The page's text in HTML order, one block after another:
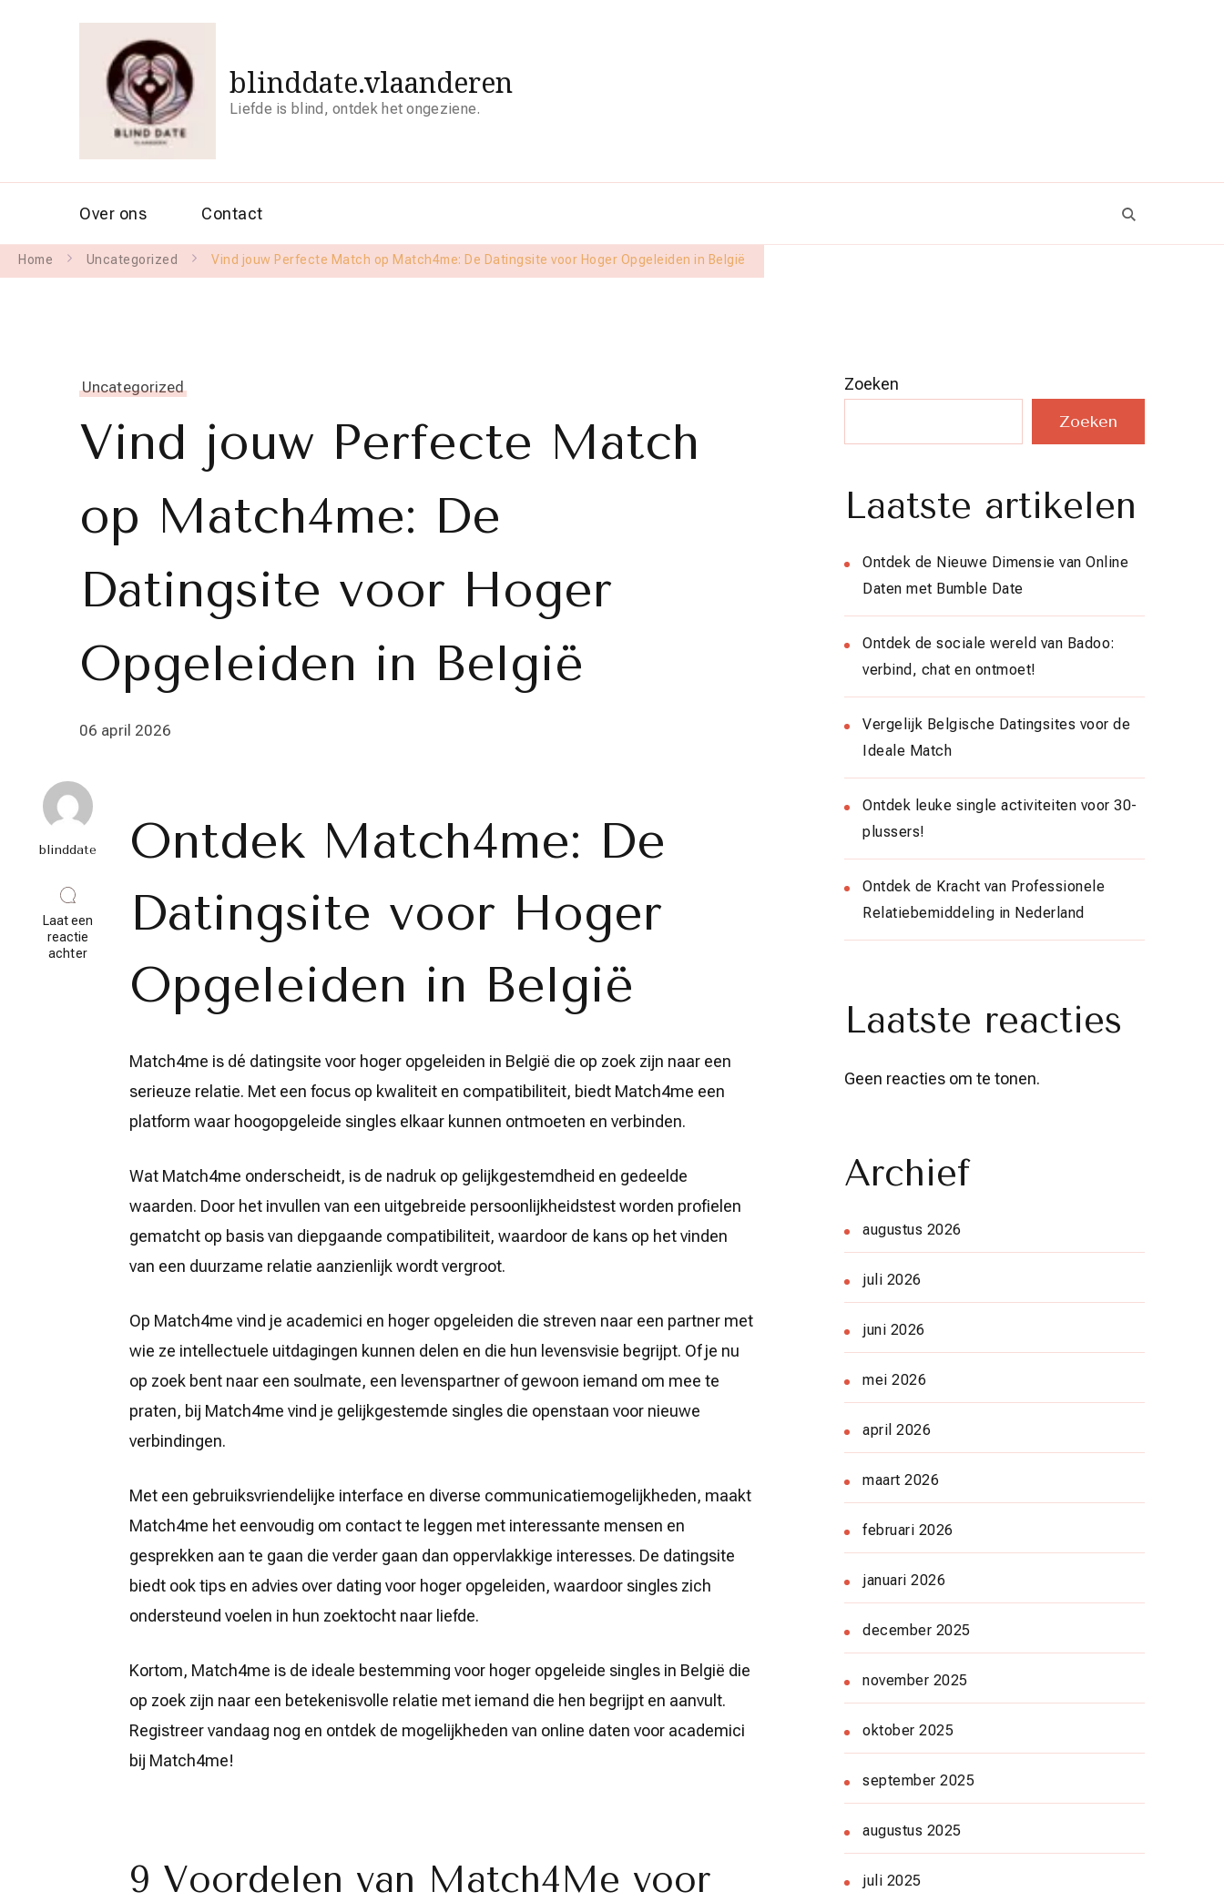
blinddate.vlaanderen
Liefde is blind, ontdek het ongeziene.
Over ons Contact
Home Uncategorized Vind jouw Perfecte Match op Match4me: De Datingsite voor Hoger Opgeleiden in België
Uncategorized
Vind jouw Perfecte Match
op Match4me: De
Datingsite voor Hoger
Opgeleiden in België
06 april 2026
blinddate
Laat een
reactie
achterop
Perfecte
Opgeleiden
Ontdek Match4me: De
Datingsite voor Hoger
Opgeleiden in België
Match4me is dé datingsite voor hoger opgeleiden in België die op zoek zijn naar een
serieuze relatie. Met een focus op kwaliteit en compatibiliteit, biedt Match4me een
platform waar hoogopgeleide singles elkaar kunnen ontmoeten en verbinden.
Wat Match4me onderscheidt, is de nadruk op gelijkgestemdheid en gedeelde
waarden. Door het invullen van een uitgebreide persoonlijkheidstest worden profielen
gematcht op basis van diepgaande compatibiliteit, waardoor de kans op het vinden
van een duurzame relatie aanzienlijk wordt vergroot.
Op Match4me vind je academici en hoger opgeleiden die streven naar een partner met
wie ze intellectuele uitdagingen kunnen delen en die hun levensvisie begrijpt. Of je nu
op zoek bent naar een soulmate, een levenspartner of gewoon iemand om mee te
praten, bij Match4me vind je gelijkgestemde singles die openstaan voor nieuwe
verbindingen.
Met een gebruiksvriendelijke interface en diverse communicatiemogelijkheden, maakt
Match4me het eenvoudig om contact te leggen met interessante mensen en
gesprekken aan te gaan die verder gaan dan oppervlakkige interesses. De datingsite
biedt ook tips en advies over dating voor hoger opgeleiden, waardoor singles zich
ondersteund voelen in hun zoektocht naar liefde.
Kortom, Match4me is de ideale bestemming voor hoger opgeleide singles in België die
op zoek zijn naar een betekenisvolle relatie met iemand die hen begrijpt en aanvult.
Registreer vandaag nog en ontdek de mogelijkheden van online daten voor academici
bij Match4me!
9 Voordelen van Match4Me voor
Zoeken
Zoeken
Laatste artikelen
Ontdek de Nieuwe Dimensie van Online
Daten met Bumble Date
Ontdek de sociale wereld van Badoo:
verbind, chat en ontmoet!
Vergelijk Belgische Datingsites voor de
Ideale Match
Ontdek leuke single activiteiten voor 30-
plussers!
Ontdek de Kracht van Professionele
Relatiebemiddeling in Nederland
Laatste reacties
Geen reacties om te tonen.
Archief
augustus 2026
juli 2026
juni 2026
mei 2026
april 2026
maart 2026
februari 2026
januari 2026
december 2025
november 2025
oktober 2025
september 2025
augustus 2025
juli 2025